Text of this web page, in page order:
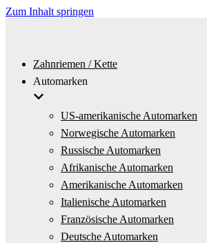
Zum Inhalt springen
Zahnriemen / Kette
Automarken
US-amerikanische Automarken
Norwegische Automarken
Russische Automarken
Afrikanische Automarken
Amerikanische Automarken
Italienische Automarken
Französische Automarken
Deutsche Automarken